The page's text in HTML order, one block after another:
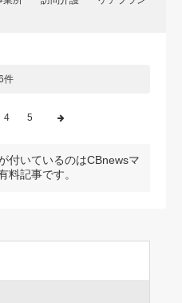
件
4 5
付いているのはCBnewsマ
料記事です。